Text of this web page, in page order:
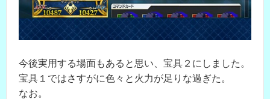
今後実用する場面もあると思い、宝具２にしました。
宝具１ではさすがに色々と火力が足りな過ぎた。
なお。